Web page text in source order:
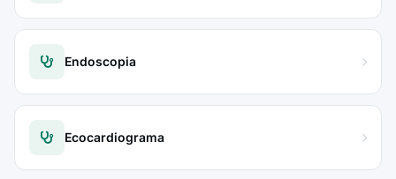
Endoscopia
Ecocardiograma